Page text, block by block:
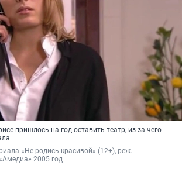
пришлось на год оставить театр, из-за чего
«Не родись красивой» (12+), реж.
2005 год